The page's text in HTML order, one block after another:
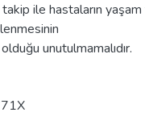
ile hastaların
unutulmamalıdır.